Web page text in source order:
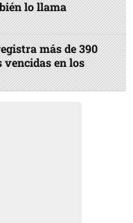
lo llama
más de 390
en los